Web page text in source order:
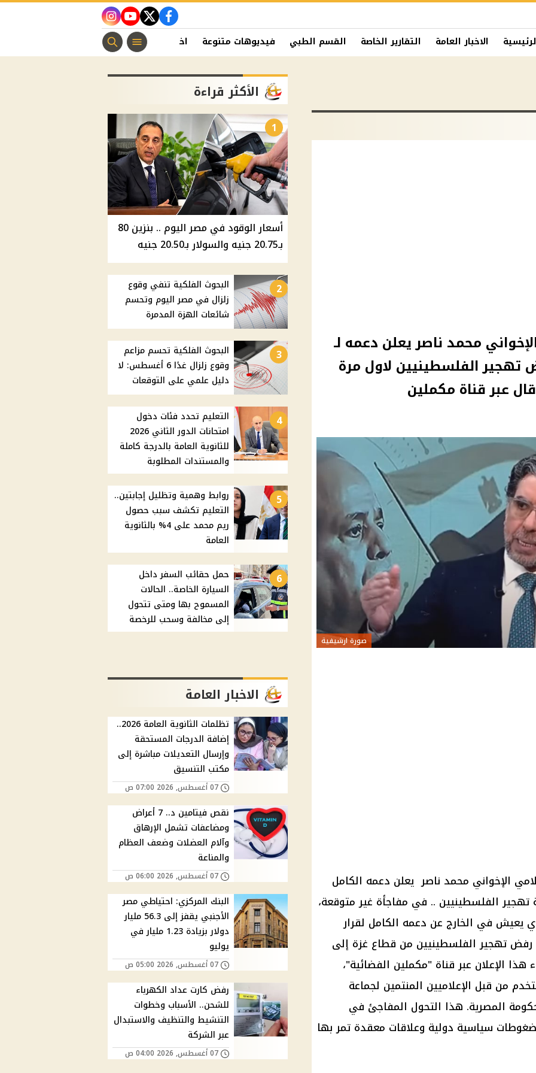
facebook
twitter
youtube
instagram
الاخبار العامة التقارير الخاصة القسم الطبي فيديوهات متنوعة اخبار الفن منوعات مسيحية
محمد ناصر يعلن دعمه لـ
الفلسطينيين لاول مرة
عبر قناة مكملين
صورة ارشيفية
الإخواني محمد ناصر يعلن دعمه الكامل
تهجير الفلسطينيين .. في مفاجأة غير متوقعة،
يعيش في الخارج عن دعمه الكامل لقرار
رفض تهجير الفلسطينيين من قطاع غزة إلى
الإعلان عبر قناة "مكملين الفضائية"،
من قبل الإعلاميين المنتمين لجماعة
المصرية. هذا التحول المفاجئ في
سياسية دولية وعلاقات معقدة تمر بها
الأكثر قراءة
1
أسعار الوقود في مصر اليوم .. بنزين 80
بـ20.75 جنيه والسولار بـ20.50 جنيه
2
البحوث الفلكية تنفي وقوع
زلزال في مصر اليوم وتحسم
شائعات الهزة المدمرة
3
البحوث الفلكية تحسم مزاعم
وقوع زلزال غدًا 6 أغسطس: لا
دليل علمي على التوقعات
4
التعليم تحدد فئات دخول
امتحانات الدور الثاني 2026
للثانوية العامة بالدرجة كاملة
والمستندات المطلوبة
5
روابط وهمية وتظليل إجابتين..
التعليم تكشف سبب حصول
ريم محمد على 4% بالثانوية
العامة
6
حمل حقائب السفر داخل
السيارة الخاصة.. الحالات
المسموح بها ومتى تتحول
إلى مخالفة وسحب للرخصة
الاخبار العامة
تظلمات الثانوية العامة 2026..
إضافة الدرجات المستحقة
وإرسال التعديلات مباشرة إلى
مكتب التنسيق
07 أغسطس, 2026 07:00 ص
نقص فيتامين د.. 7 أعراض
ومضاعفات تشمل الإرهاق
وآلام العضلات وضعف العظام
والمناعة
07 أغسطس, 2026 06:00 ص
البنك المركزي: احتياطي مصر
الأجنبي يقفز إلى 56.3 مليار
دولار بزيادة 1.23 مليار في
يوليو
07 أغسطس, 2026 05:00 ص
رفض كارت عداد الكهرباء
للشحن.. الأسباب وخطوات
التنشيط والتنظيف والاستبدال
عبر الشركة
07 أغسطس, 2026 04:00 ص